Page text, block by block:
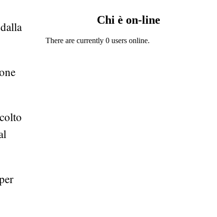
Chi è on-line
There are currently 0 users online.